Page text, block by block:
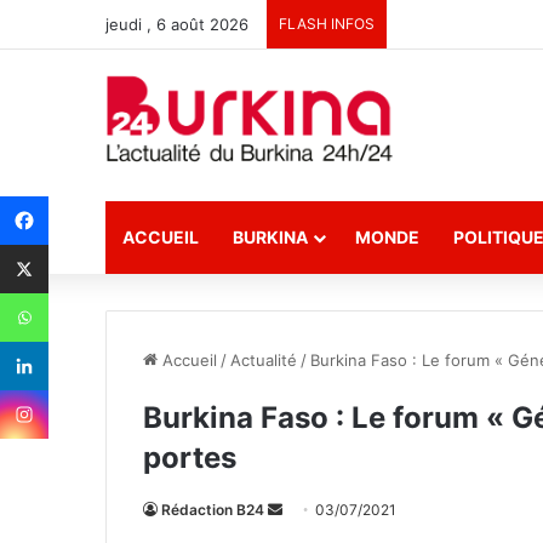
jeudi , 6 août 2026 FLASH INFOS
ACCUEIL BURKINA MONDE POLITIQUE
Accueil / Actualité / Burkina Faso : Le forum «
Burkina Faso : Le forum «
portes
Rédaction B24 03/07/2021